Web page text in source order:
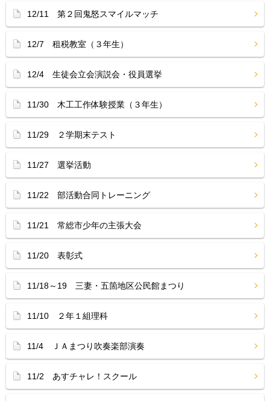
12/11 第２回鬼怒スマイルマッチ
12/7 租税教室（３年生）
12/4 生徒会立会演説会・役員選挙
11/30 木工工作体験授業（３年生）
11/29 ２学期末テスト
11/27 選挙活動
11/22 部活動合同トレーニング
11/21 常総市少年の主張大会
11/20 表彰式
11/18～19 三妻・五箇地区公民館まつり
11/10 ２年１組理科
11/4 ＪＡまつり吹奏楽部演奏
11/2 あすチャレ！スクール